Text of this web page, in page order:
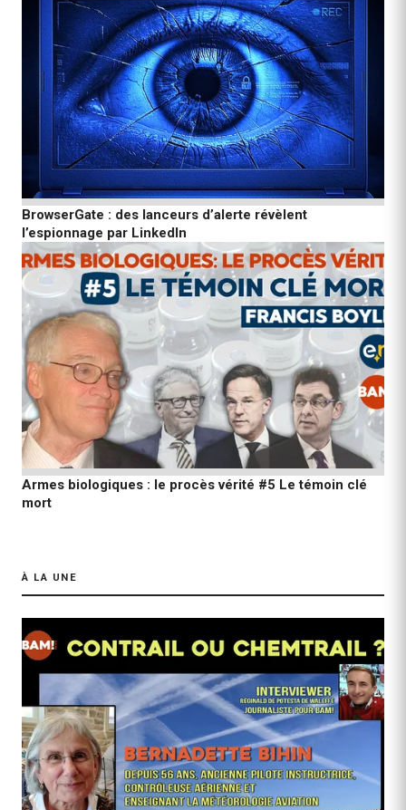
BrowserGate : des lanceurs d’alerte révèlent
l’espionnage par LinkedIn
Armes biologiques : le procès vérité #5 Le témoin clé
mort
À LA UNE